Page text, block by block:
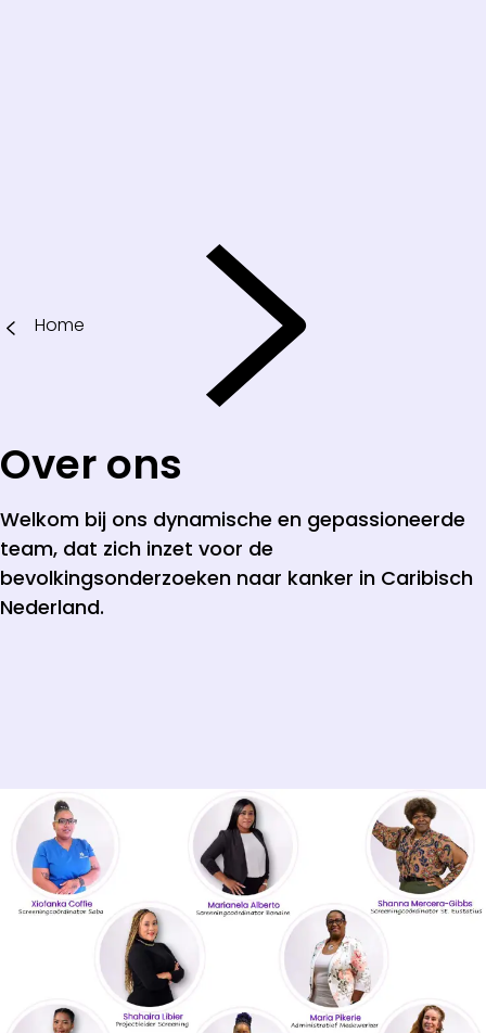
Home
Over ons
Welkom bij ons dynamische en gepassioneerde
team, dat zich inzet voor de
bevolkingsonderzoeken naar kanker in Caribisch
Nederland.